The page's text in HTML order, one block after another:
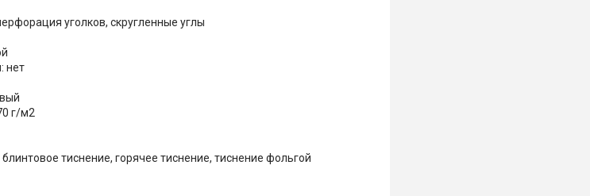
уголков, скругленные углы
нет
г/м2
тиснение, горячее тиснение, тиснение фольгой